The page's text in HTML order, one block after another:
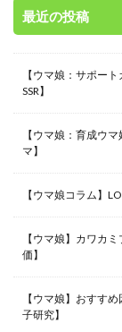
最近の投稿
【ウマ娘：サポー
SSR】
【ウマ娘：育成ウ
マ】
【ウマ娘コラム】
【ウマ娘】カワカ
価】
【ウマ娘】おすす
子研究】